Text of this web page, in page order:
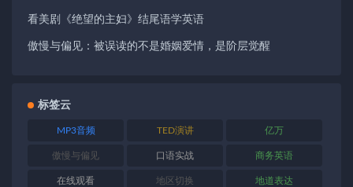
看美剧《绝望的主妇》结尾语学英语
傲慢与偏见：被误读的不是婚姻爱情，是阶层觉醒
标签云
MP3音频 TED演讲 亿万
傲慢与偏见 口语实战 商务英语
在线观看 地区切换 地道表达